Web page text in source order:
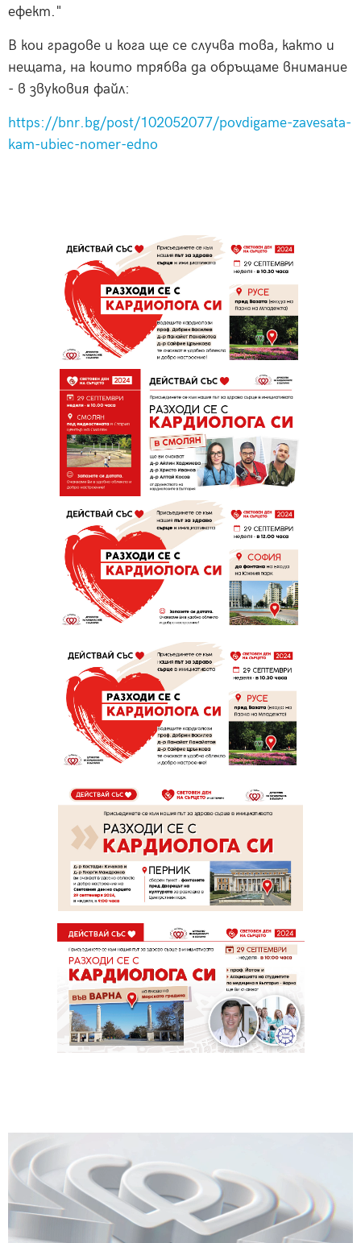
ефект."
В кои градове и кога ще се случва това, както и
нещата, на които трябва да обръщаме внимание
- в звуковия файл:
https://bnr.bg/post/102052077/povdigame-zavesata-
kam-ubiec-nomer-edno